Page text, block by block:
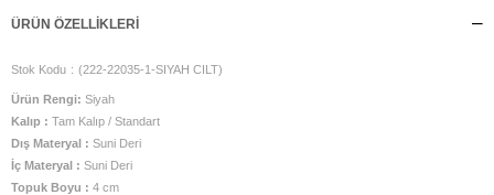
ÜRÜN ÖZELLIKLERI
Stok Kodu (222-22035-1-SIYAH CILT)
Ürün Rengi: Siyah
Kalıp : Tam Kalıp / Standart
Dış Materyal : Suni Deri
İç Materyal : Suni Deri
Topuk Boyu : 4 cm